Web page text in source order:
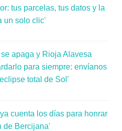
tus parcelas, tus datos y la
un solo clic'
apaga y Rioja Alavesa
para siempre: envíanos
total de Sol'
cuenta los días para honrar
de Bercijana'